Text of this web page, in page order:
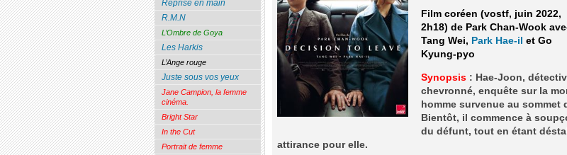
Film coréen (vostf, juin 2022,
2h18) de Park Chan-Wook
Tang Wei, Park Hae-il et Go
Kyung-pyo
Synopsis: Hae-Joon,
chevronné, enquête sur la
homme survenue au sommet
Bientôt, il commence à
du défunt, tout en étant
attirance pour elle.
Reprise en main
R.M.N
L’Ombre de Goya
Les Harkis
L’Ange rouge
Juste sous vos yeux
Jane Campion, la femme
cinéma.
Bright Star
In the Cut
Portrait de femme